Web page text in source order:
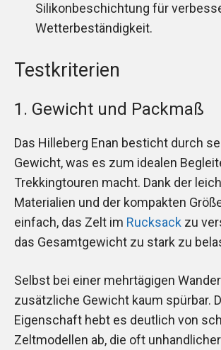
Silikonbeschichtung für
Wetterbeständigkeit.
Testkriterien
1. Gewicht und Packmaß
Das Hilleberg Enan besticht durch
Gewicht, was es zum idealen
Trekkingtouren macht. Dank der
Materialien und der kompakten
einfach, das Zelt im Rucksack zu
das Gesamtgewicht zu stark zu
Selbst bei einer mehrtägigen
zusätzliche Gewicht kaum spürbar.
Eigenschaft hebt es deutlich von
Zeltmodellen ab, die oft